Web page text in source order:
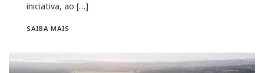
iniciativa, ao […]
SAIBA MAIS